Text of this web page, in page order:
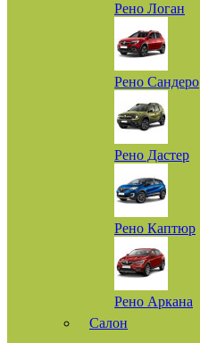
Рено Логан
Рено Сандеро
Рено Дастер
Рено Каптюр
Рено Аркана
Салон